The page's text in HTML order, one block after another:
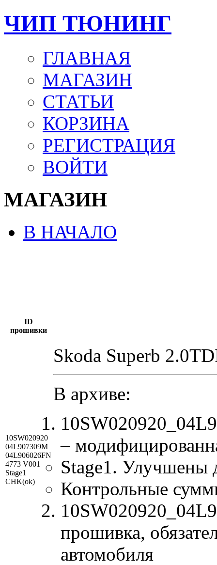
ЧИП ТЮНИНГ
ГЛАВНАЯ
МАГАЗИН
СТАТЬИ
КОРЗИНА
РЕГИСТРАЦИЯ
ВОЙТИ
МАГАЗИН
В НАЧАЛО
ID
прошивки
10SW020920
04L907309M
04L906026FN
4773 V001
Stage1
CHK(ok)
Skoda Superb
В архиве:
–
Stage1. Улучшены
Контрольные
прошивка,
автомобиля